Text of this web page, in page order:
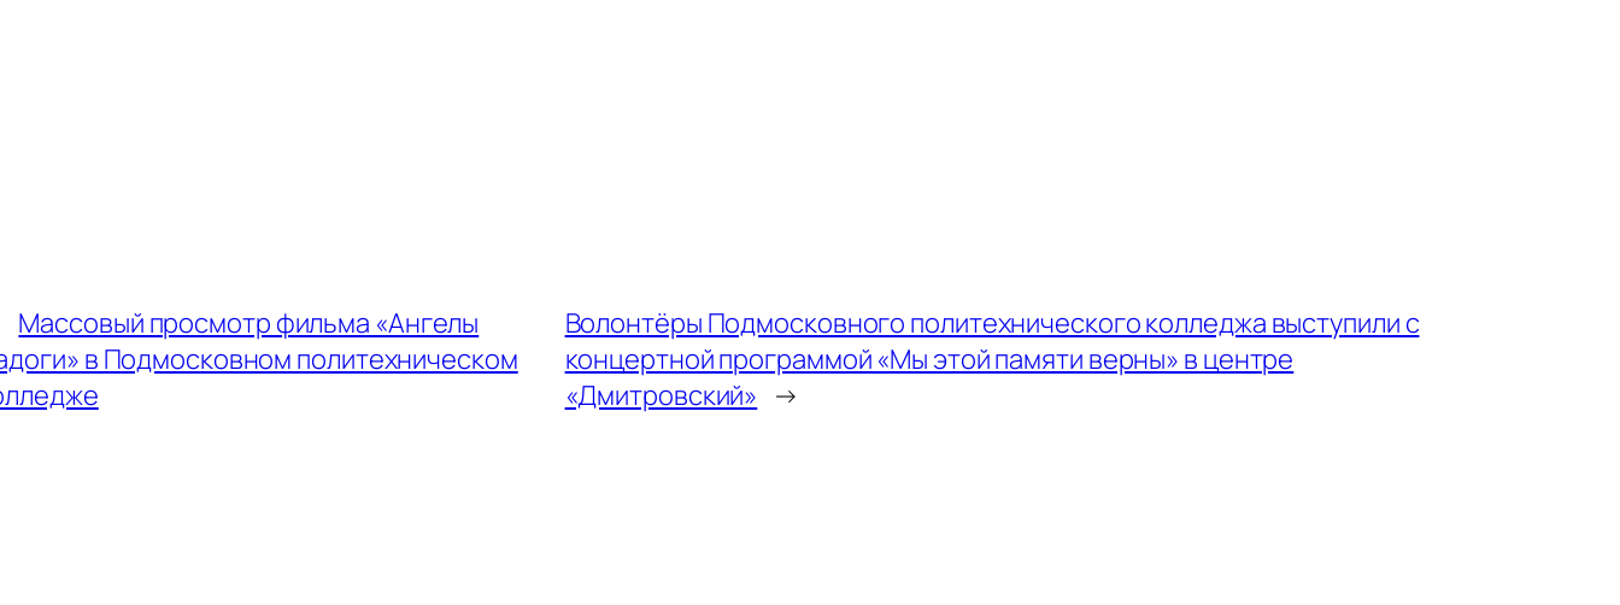
Массовый просмотр фильма «Ангелы
в Подмосковном политехническом
Волонтёры Подмосковного политехнического колледжа выступили с
концертной программой «Мы этой памяти верны» в центре
«Дмитровский» →